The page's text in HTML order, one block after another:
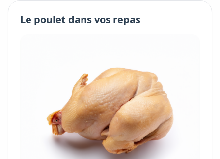
Le poulet dans vos repas